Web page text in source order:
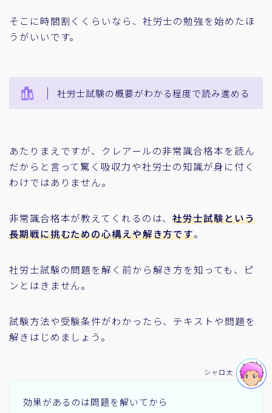
そこに時間割くくらいなら、社労士の勉強を始めたほ
うがいいです。
社労士試験の概要がわかる程度で読み進める
あたりまえですが、クレアールの非常識合格本を読ん
だからと言って驚く吸収力や社労士の知識が身に付く
わけではありません。
非常識合格本が教えてくれるのは、社労士試験という
長期戦に挑むための心構えや解き方です。
社労士試験の問題を解く前から解き方を知っても、ピ
ンとはきません。
試験方法や受験条件がわかったら、テキストや問題を
解きはじめましょう。
効果があるのは問題を解いてから
シャロ太